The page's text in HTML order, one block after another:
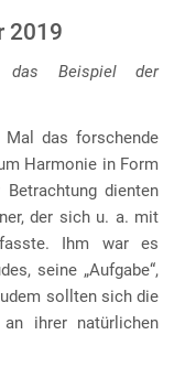
2019
Beispiel der
das forschende
Harmonie in Form
dienten
der sich u. a. mit
Ihm war es
seine „Aufgabe“,
sollten sich die
ihrer natürlichen